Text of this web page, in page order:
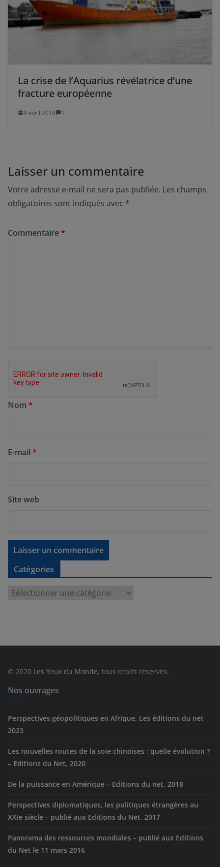
La crise de l’Aquarius révélatrice d’une
fracture européenne
9 avril 2019 1
Laisser un commentaire
Votre adresse e-mail ne sera pas publiée. Les champs
obligatoires sont indiqués avec *
Commentaire*
Nom *
E-mail *
Site web
Catégories
e
s
© 2020 Les Yeux du Monde, tous droits réservés.
Nos ouvrages
Perspectives géopolitiques en Afrique, Les éditions du net
2023
Les nouvelles routes de la soie chinoises : quelle évolution ?
– Editions du Net, 2020
De la puissance en Amérique – Editions du net, 2018
Perspectives diplomatiques, les politiques étrangères au
XXIe siècle – publié aux Editions du Net, 2017
Panorama des ressources mondiales – publié aux Editions
du Net le 11 mars 2016